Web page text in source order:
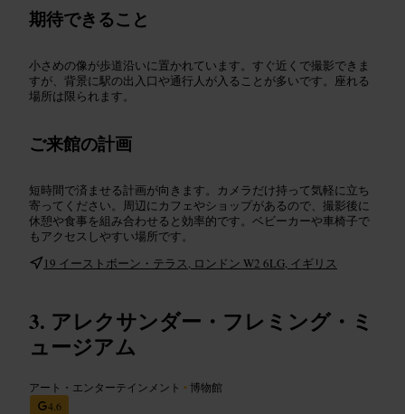
期待できること
小さめの像が歩道沿いに置かれています。すぐ近くで撮影できま
すが、背景に駅の出入口や通行人が入ることが多いです。座れる
場所は限られます。
ご来館の計画
短時間で済ませる計画が向きます。カメラだけ持って気軽に立ち
寄ってください。周辺にカフェやショップがあるので、撮影後に
休憩や食事を組み合わせると効率的です。ベビーカーや車椅子で
もアクセスしやすい場所です。
19 イーストボーン・テラス, ロンドン W2 6LG, イギリス
アレクサンダー・フレミング・ミ
ュージアム
アート・エンターテインメント •博物館
4.6